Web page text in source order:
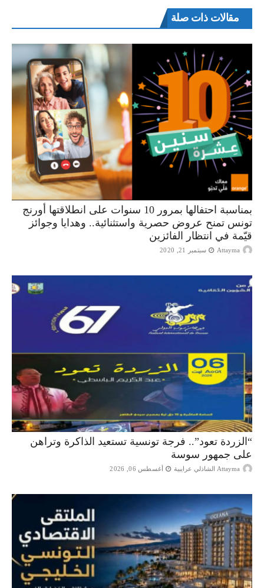
مقالات ذات صلة
بمناسبة احتفالها بمرور 10 سنوات على انطلاقتها أورنج
تونس تمنح عروض حصرية واستثنائية.. وهدايا وجوائز
قيّمة في انتظار الفائزين
Attayma سبتمبر 21, 2020
“الزردة تعود”.. فرجة تونسية تستعيد الذاكرة وتراهن
على جمهور سوسة
Attayma الشاذلي عرايبية أغسطس 06, 2026